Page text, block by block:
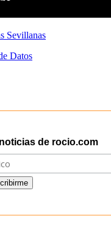
Sevillanas
Datos
de rocio.com